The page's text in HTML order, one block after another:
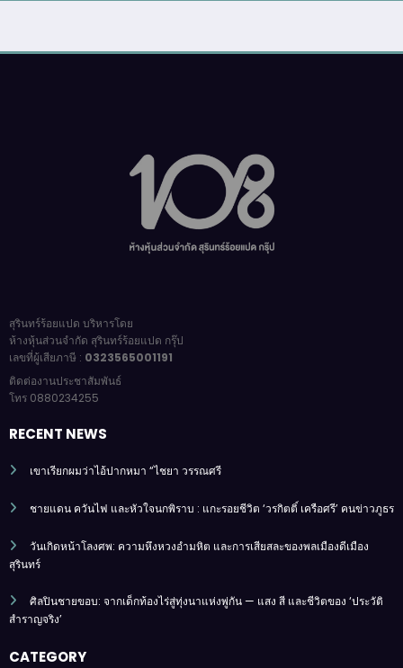
สุรินทร์ร้อยแปด บริหารโดย
ห้างหุ้นส่วนจำกัด สุรินทร์ร้อยแปด กรุ๊ป
เลขที่ผู้เสียภาษี : 0323565001191
ติดต่องานประชาสัมพันธ์
โทร 0880234255
RECENT NEWS
เขาเรียกผมว่าไอ้ปากหมา “ไชยา วรรณศรี
ชายแดน ควันไฟ และหัวใจนกพิราบ : แกะรอยชีวิต ‘วรกิตติ์ เครือศรี’ คนข่าวภูธร
วันเกิดหน้าโลงศพ: ความหึงหวงอำมหิต และการเสียสละของพลเมืองดีเมือง
สุรินทร์
ศิลปินชายขอบ: จากเด็กท้องไร่สู่ทุ่งนาแห่งพู่กัน — แสง สี และชีวิตของ ‘ประวัติ
สำราญจริง’
CATEGORY